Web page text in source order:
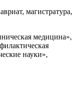
магистратура,
медицина»,
науки»,